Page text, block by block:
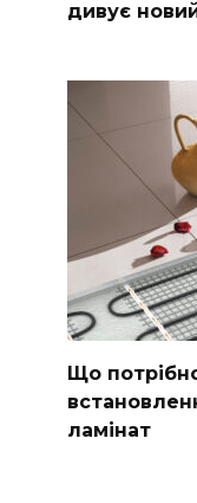
дивує
Що
ламінат